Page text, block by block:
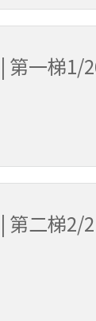
奇幻島體驗券
第一梯1/
奇幻島體驗券
第二梯2/